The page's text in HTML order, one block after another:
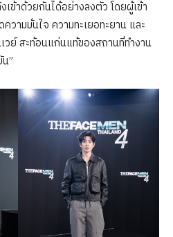
ข้าด้วยกันได้อย่างลงตัว โดยผู้เข้า
ามมั่นใจ ความทะเยอทะยาน และ
วย์ สะท้อนแก่นแท้ของสถานที่ทำงาน
”